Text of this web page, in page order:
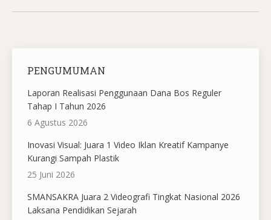
PENGUMUMAN
Laporan Realisasi Penggunaan Dana Bos Reguler
Tahap I Tahun 2026
6 Agustus 2026
Inovasi Visual: Juara 1 Video Iklan Kreatif Kampanye
Kurangi Sampah Plastik
25 Juni 2026
SMANSAKRA Juara 2 Videografi Tingkat Nasional 2026
Laksana Pendidikan Sejarah